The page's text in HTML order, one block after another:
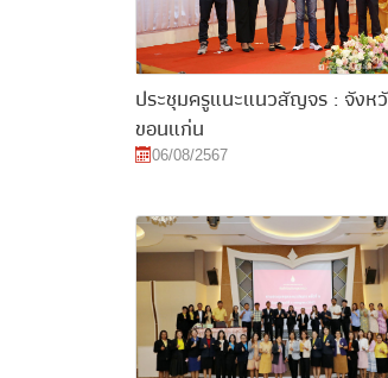
ประชุมครูแนะแนวสัญจร : จังห
ขอนแก่น
06/08/2567